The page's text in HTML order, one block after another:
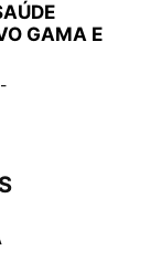
GAMA E
-